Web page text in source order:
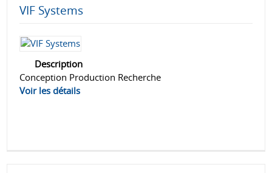
VIF Systems
Description
Conception Production Recherche
Voir les détails